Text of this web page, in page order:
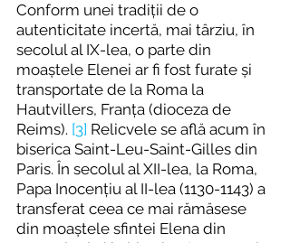
Conform unei tradiții de o
autenticitate incertă, mai târziu, în
secolul al IX-lea, o parte din
moaștele Elenei ar fi fost furate și
transportate de la Roma la
Hautvillers, Franța (dioceza de
Reims). [3] Relicvele se află acum în
biserica Saint-Leu-Saint-Gilles din
Paris. În secolul al XII-lea, la Roma,
Papa Inocențiu al II-lea (1130-1143) a
transferat ceea ce mai rămăsese
din moaștele sfintei Elena din